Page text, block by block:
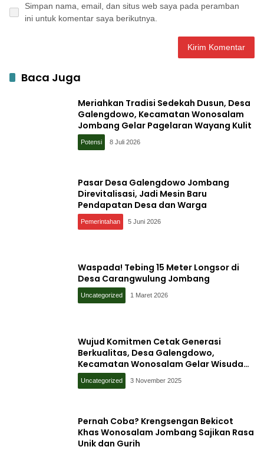
Simpan nama, email, dan situs web saya pada peramban
ini untuk komentar saya berikutnya.
Baca Juga
Meriahkan Tradisi Sedekah Dusun, Desa
Galengdowo, Kecamatan Wonosalam
Jombang Gelar Pagelaran Wayang Kulit
Potensi 8 Juli 2026
Pasar Desa Galengdowo Jombang
Direvitalisasi, Jadi Mesin Baru
Pendapatan Desa dan Warga
Pemerintahan 5 Juni 2026
Waspada! Tebing 15 Meter Longsor di
Desa Carangwulung Jombang
Uncategorized 1 Maret 2026
Wujud Komitmen Cetak Generasi
Berkualitas, Desa Galengdowo,
Kecamatan Wonosalam Gelar Wisuda
SOTH
Uncategorized 3 November 2025
Pernah Coba? Krengsengan Bekicot
Khas Wonosalam Jombang Sajikan Rasa
Unik dan Gurih